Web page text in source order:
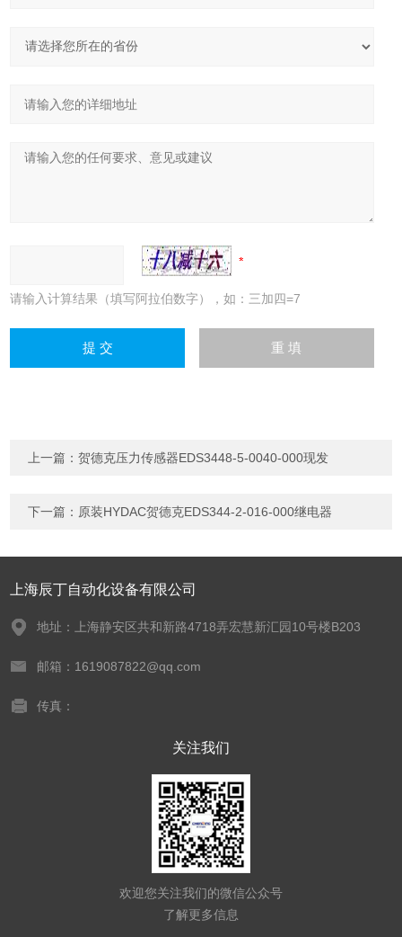
请输入计算结果（填写阿拉伯数字），如：三加四=7
上一篇：贺德克压力传感器EDS3448-5-0040-000现发
下一篇： 原装HYDAC贺德克EDS344-2-016-000继电器
上海辰丁自动化设备有限公司
地址：上海静安区共和新路4718弄宏慧新汇园10号楼B203
邮箱：1619087822@qq.com
传真：
关注我们
欢迎您关注我们的微信公众号
了解更多信息